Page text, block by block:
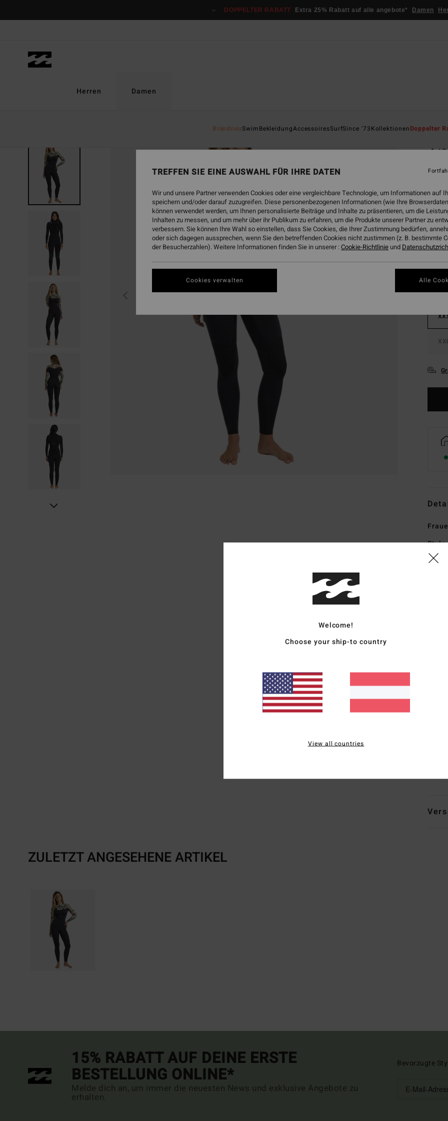
DOPPELTER RABATT Extra 25% Rabatt auf alle angebote* Damen
Herren Damen
BrandneuSwimBekleidungAccessoiresSurfSince '73KollektionenDoppelter
4/
ECO-
€
Farbe
Style
ZULETZT ANGESEHENE ARTIKEL
15% RABATT AUF DEINE ERSTE
BESTELLUNG ONLINE*
Melde dich an, um immer die neuesten News und exklusive Angebote zu
erhalten.
Bevorzugte
Welcome!
Choose your ship-to country
View all countries
TREFFEN SIE EINE AUSWAHL FÜR IHRE DATEN
Wir und unsere Partner verwenden Cookies oder eine vergleichbare Technologie, um Informationen auf
speichern und/oder darauf zuzugreifen. Diese personenbezogenen Informationen (wie Ihre
können verwendet werden, um Ihnen personalisierte Beiträge und Inhalte zu präsentieren, um die
Inhalten zu messen, und um mehr über ihr Publikum zu erfahren, um die Produkte unserer Partner zu
verbessern. Sie können Ihre Wahl so einstellen, dass Sie Cookies, die Ihrer Zustimmung bedürfen,
oder sich dagegen aussprechen, wenn Sie den betreffenden Cookies nicht zustimmen (z. B. bestimmte
der Besucherzahlen). Weitere Informationen finden Sie in unserer :Cookie-Richtlinie und
Cookies verwalten Alle